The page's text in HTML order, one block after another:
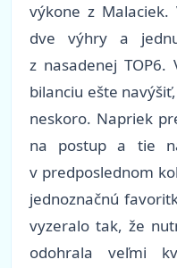
výkone z
dve výhry a
z nasadenej
bilanciu ešte
neskoro. Napriek
na postup a tie
v predposlednom
jednoznačnú
vyzeralo tak, že
odohrala veľmi